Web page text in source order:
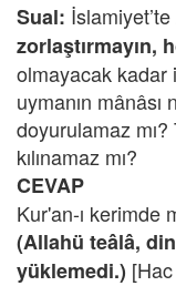
Sual:
zorlaştırmayın,
olmayacak kadar
uymanın
doyurulamaz
kılınamaz mı?
CEVAP
Kur'an-ı kerimde
(Allahü teâlâ,
yüklemedi.)